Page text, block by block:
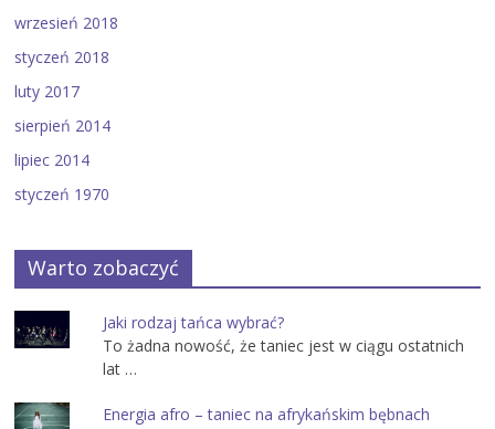
wrzesień 2018
styczeń 2018
luty 2017
sierpień 2014
lipiec 2014
styczeń 1970
Warto zobaczyć
Jaki rodzaj tańca wybrać?
To żadna nowość, że taniec jest w ciągu ostatnich
lat …
Energia afro – taniec na afrykańskim bębnach